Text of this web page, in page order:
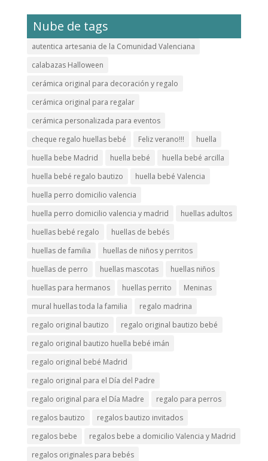
Nube de tags
autentica artesania de la Comunidad Valenciana
calabazas Halloween
cerámica original para decoración y regalo
cerámica original para regalar
cerámica personalizada para eventos
cheque regalo huellas bebé
Feliz verano!!!
huella
huella bebe Madrid
huella bebé
huella bebé arcilla
huella bebé regalo bautizo
huella bebé Valencia
huella perro domicilio valencia
huella perro domicilio valencia y madrid
huellas adultos
huellas bebé regalo
huellas de bebés
huellas de familia
huellas de niños y perritos
huellas de perro
huellas mascotas
huellas niños
huellas para hermanos
huellas perrito
Meninas
mural huellas toda la familia
regalo madrina
regalo original bautizo
regalo original bautizo bebé
regalo original bautizo huella bebé imán
regalo original bebé Madrid
regalo original para el Día del Padre
regalo original para el Día Madre
regalo para perros
regalos bautizo
regalos bautizo invitados
regalos bebe
regalos bebe a domicilio Valencia y Madrid
regalos originales para bebés